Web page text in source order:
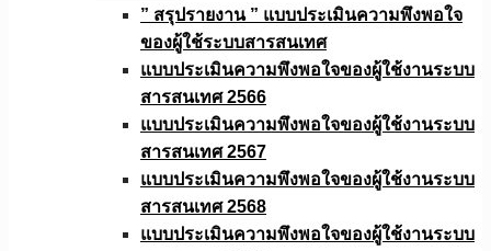
” สรุปรายงาน ” แบบประเมินความพึงพอใจ
ของผู้ใช้ระบบสารสนเทศ
แบบประเมินความพึงพอใจของผู้ใช้งานระบบ
สารสนเทศ 2566
แบบประเมินความพึงพอใจของผู้ใช้งานระบบ
สารสนเทศ 2567
แบบประเมินความพึงพอใจของผู้ใช้งานระบบ
สารสนเทศ 2568
แบบประเมินความพึงพอใจของผู้ใช้งานระบบ